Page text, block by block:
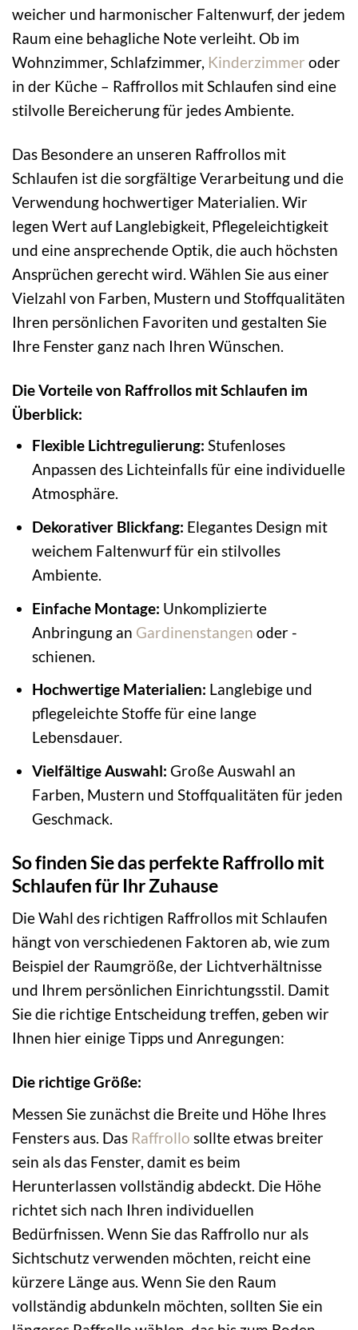
weicher und harmonischer Faltenwurf, der jedem
Raum eine behagliche Note verleiht. Ob im
Wohnzimmer, Schlafzimmer, Kinderzimmer oder
in der Küche – Raffrollos mit Schlaufen sind eine
stilvolle Bereicherung für jedes Ambiente.
Das Besondere an unseren Raffrollos mit
Schlaufen ist die sorgfältige Verarbeitung und die
Verwendung hochwertiger Materialien. Wir
legen Wert auf Langlebigkeit, Pflegeleichtigkeit
und eine ansprechende Optik, die auch höchsten
Ansprüchen gerecht wird. Wählen Sie aus einer
Vielzahl von Farben, Mustern und Stoffqualitäten
Ihren persönlichen Favoriten und gestalten Sie
Ihre Fenster ganz nach Ihren Wünschen.
Die Vorteile von Raffrollos mit Schlaufen im
Überblick:
Flexible Lichtregulierung: Stufenloses
Anpassen des Lichteinfalls für eine individuelle
Atmosphäre.
Dekorativer Blickfang: Elegantes Design mit
weichem Faltenwurf für ein stilvolles
Ambiente.
Einfache Montage: Unkomplizierte
Anbringung an Gardinenstangen oder -
schienen.
Hochwertige Materialien: Langlebige und
pflegeleichte Stoffe für eine lange
Lebensdauer.
Vielfältige Auswahl: Große Auswahl an
Farben, Mustern und Stoffqualitäten für jeden
Geschmack.
So finden Sie das perfekte Raffrollo mit
Schlaufen für Ihr Zuhause
Die Wahl des richtigen Raffrollos mit Schlaufen
hängt von verschiedenen Faktoren ab, wie zum
Beispiel der Raumgröße, der Lichtverhältnisse
und Ihrem persönlichen Einrichtungsstil. Damit
Sie die richtige Entscheidung treffen, geben wir
Ihnen hier einige Tipps und Anregungen:
Die richtige Größe:
Messen Sie zunächst die Breite und Höhe Ihres
Fensters aus. Das Raffrollo sollte etwas breiter
sein als das Fenster, damit es beim
Herunterlassen vollständig abdeckt. Die Höhe
richtet sich nach Ihren individuellen
Bedürfnissen. Wenn Sie das Raffrollo nur als
Sichtschutz verwenden möchten, reicht eine
kürzere Länge aus. Wenn Sie den Raum
vollständig abdunkeln möchten, sollten Sie ein